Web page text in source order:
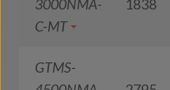
3000NMA-
C-MT
1838
GTMS-